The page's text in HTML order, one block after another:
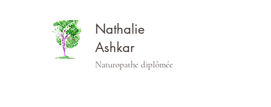
Nathalie
Ashkar
Naturopathe diplômée